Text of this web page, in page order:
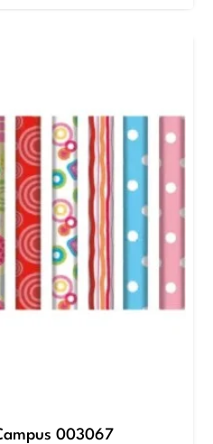
003067